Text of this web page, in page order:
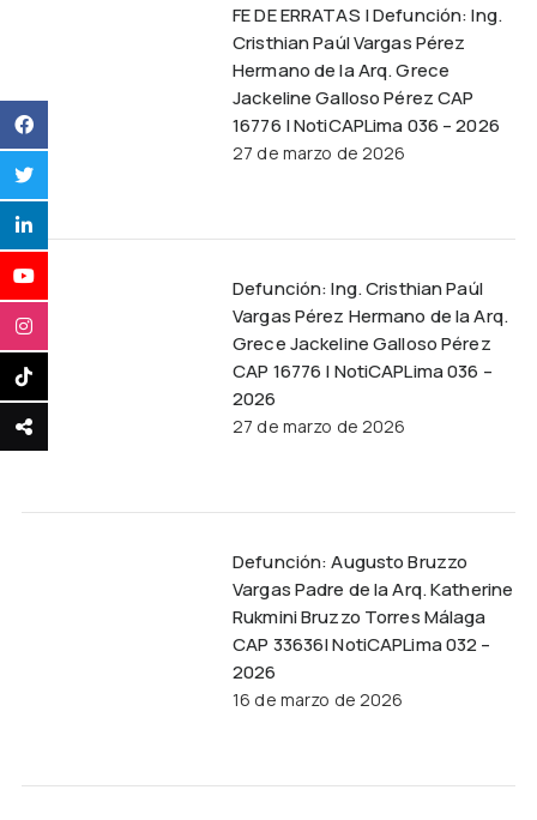
FE DE ERRATAS | Defunción: Ing.
Cristhian Paúl Vargas Pérez
Hermano de la Arq. Grece
Jackeline Galloso Pérez CAP
16776 | NotiCAPLima 036 – 2026
27 de marzo de 2026
Defunción: Ing. Cristhian Paúl
Vargas Pérez Hermano de la Arq.
Grece Jackeline Galloso Pérez
CAP 16776 | NotiCAPLima 036 –
2026
27 de marzo de 2026
Defunción: Augusto Bruzzo
Vargas Padre de la Arq. Katherine
Rukmini Bruzzo Torres Málaga
CAP 33636| NotiCAPLima 032 –
2026
16 de marzo de 2026